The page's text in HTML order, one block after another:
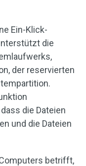
Ein-Klick-
die
der reservierten
die Dateien
und die Dateien
betrifft,